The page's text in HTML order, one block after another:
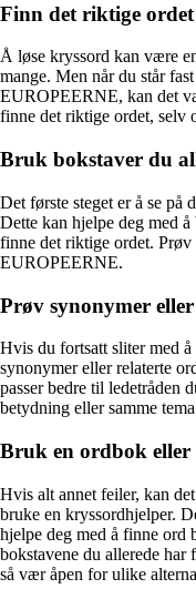
Finn det riktige
Å løse kryssord kan være
mange. Men når du står
EUROPEERNE, kan det
finne det riktige ordet, selv
Bruk bokstaver du
Det første steget er å se på
Dette kan hjelpe deg med
finne det riktige ordet. Prøv
EUROPEERNE.
Prøv synonymer
Hvis du fortsatt sliter med
synonymer eller relaterte
passer bedre til ledetråden
betydning eller samme
Bruk en ordbok eller
Hvis alt annet feiler, kan
bruke en kryssordhjelper.
hjelpe deg med å finne ord
bokstavene du allerede
så vær åpen for ulike